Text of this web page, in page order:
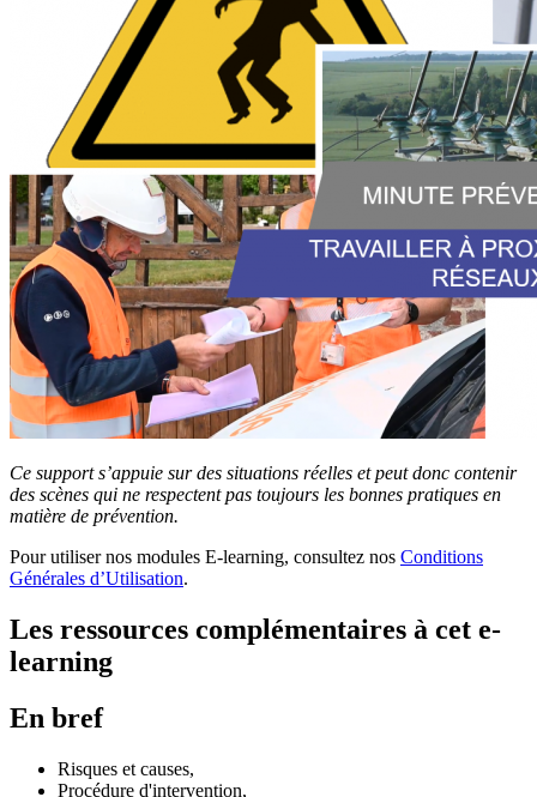
Ce support s’appuie sur des situations réelles et peut donc contenir
des scènes qui ne respectent pas toujours les bonnes pratiques en
matière de prévention.
Pour utiliser nos modules E-learning, consultez nos Conditions
Générales d’Utilisation.
Les ressources complémentaires à cet e-
learning
En bref
Risques et causes,
Procédure d'intervention,